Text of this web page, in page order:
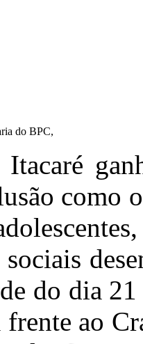
do BPC,
como
sociais
do dia
frente ao